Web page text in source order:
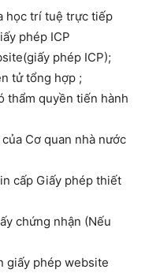
học trí tuệ trực tiếp
phép ICP
phép ICP);
tử tổng hợp ;
thẩm quyền tiến hành
Cơ quan nhà nước
cấp Giấy phép thiết
chứng nhận (Nếu
giấy phép website